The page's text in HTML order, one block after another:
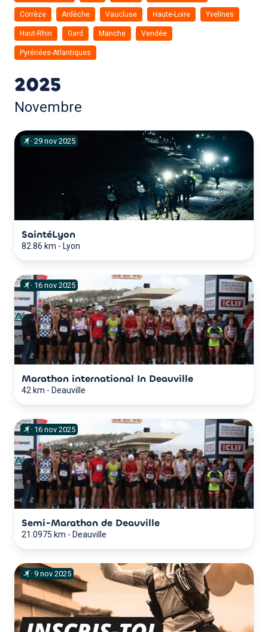
Corrèze Ardèche Vaucluse Haute-Loire Yvelines
Haut-Rhin Gard Manche Vendée
Pyrénées-Atlantiques
2025
Novembre
· 29 nov 2025
SaintéLyon
82.86 km - Lyon
· 16 nov 2025
Marathon international In Deauville
42 km - Deauville
· 16 nov 2025
Semi-Marathon de Deauville
21.0975 km - Deauville
· 9 nov 2025